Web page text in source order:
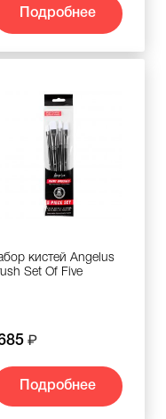
Подробнее
кистей Angelus
Set Of Five
Подробнее